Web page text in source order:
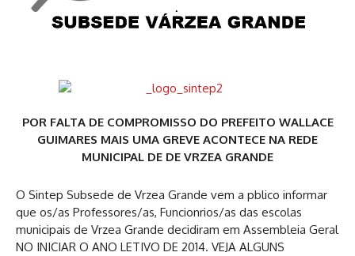
POR FALTA DE COMPROMISSO DO PREFEITO WALLACE
GUIMARES MAIS UMA GREVE ACONTECE NA REDE
MUNICIPAL DE DE VRZEA GRANDE
O Sintep Subsede de Vrzea Grande vem a pblico informar
que os/as Professores/as, Funcionrios/as das escolas
municipais de Vrzea Grande decidiram em Assembleia Geral
NO INICIAR O ANO LETIVO DE 2014. VEJA ALGUNS